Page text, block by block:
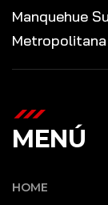
Manquehue
Metropolitana
MENÚ
HOME